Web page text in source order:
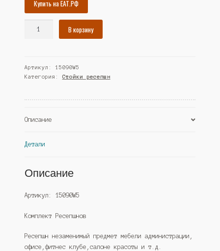
Купить на ЕАТ.РФ
"ЭДЕМ"
№2,
Сонома
В корзину
Артикул:15090W5
Категория: Стойки ресепшн
Описание
Детали
Описание
Артикул: 15090W5
Комплект Ресепшнов
Ресепшн незаменимый предмет мебели администрации,
офисе,фитнес клубе,салоне красоты и т.д.